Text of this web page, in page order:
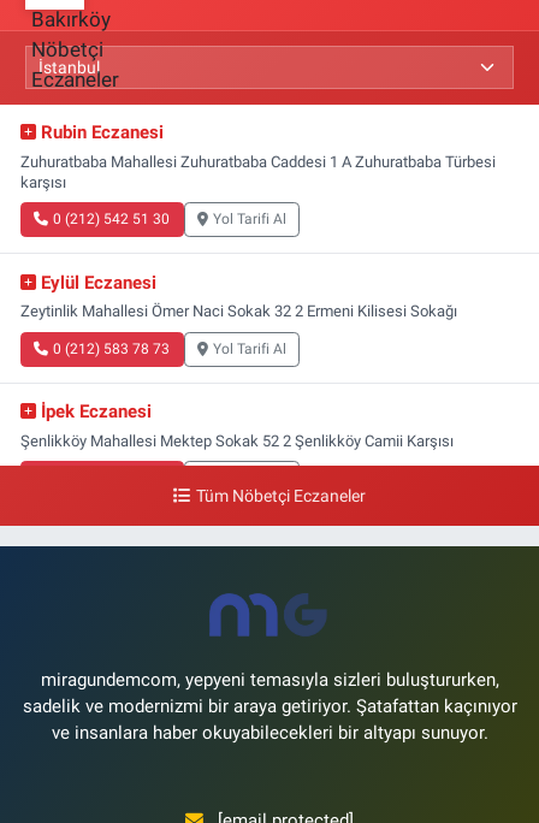
Rubin Eczanesi
Zuhuratbaba Mahallesi Zuhuratbaba Caddesi 1 A Zuhuratbaba Türbesi
karşısı
0 (212) 542 51 30 Yol Tarifi Al
Eylül Eczanesi
Zeytinlik Mahallesi Ömer Naci Sokak 32 2 Ermeni Kilisesi Sokağı
0 (212) 583 78 73 Yol Tarifi Al
İpek Eczanesi
Şenlikköy Mahallesi Mektep Sokak 52 2 Şenlikköy Camii Karşısı
Gün Eczanesi
Yol Tarifi Al
Tüm Nöbetçi Eczaneler
miragundemcom, yepyeni temasıyla sizleri buluştururken,
sadelik ve modernizmi bir araya getiriyor. Şatafattan kaçınıyor
ve insanlara haber okuyabilecekleri bir altyapı sunuyor.